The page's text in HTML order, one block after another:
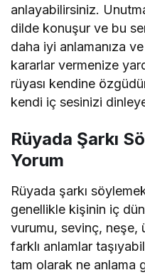
anlayabilirsiniz.
dilde konuşur ve bu
daha iyi anlamanıza
kararlar vermenize
rüyası kendine
kendi iç sesinizi
Rüyada Şarkı
Yorum
Rüyada şarkı
genellikle kişinin iç
vurumu, sevinç, neşe,
farklı anlamlar
tam olarak ne anlama